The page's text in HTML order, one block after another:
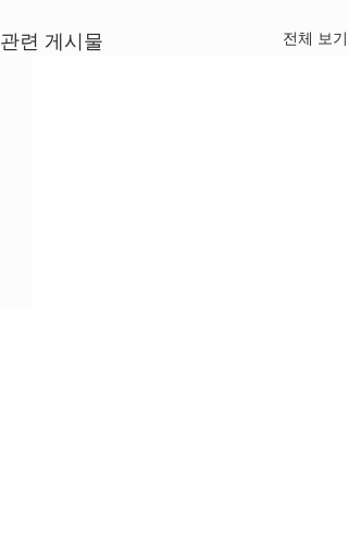
관련 게시물 전체 보기